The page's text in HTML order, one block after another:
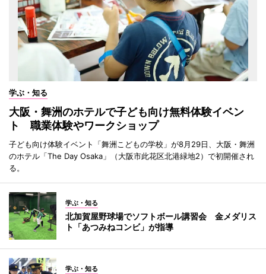
学ぶ・知る
大阪・舞洲のホテルで子ども向け無料体験イベン
ト 職業体験やワークショップ
子ども向け体験イベント「舞洲こどもの学校」が8月29日、大阪・舞洲
のホテル「The Day Osaka」（大阪市此花区北港緑地2）で初開催され
る。
学ぶ・知る
北加賀屋野球場でソフトボール講習会 金メダリス
ト「あつみねコンビ」が指導
学ぶ・知る